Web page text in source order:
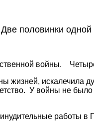
Две половинки одной
войны.
искалечила
У войны не